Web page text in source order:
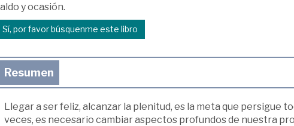
y ocasión.
Sí, por favor búsquenme este libro
Resumen
Llegar a ser feliz, alcanzar la plenitud, es la meta que persigue
veces, es necesario cambiar aspectos profundos de nuestra